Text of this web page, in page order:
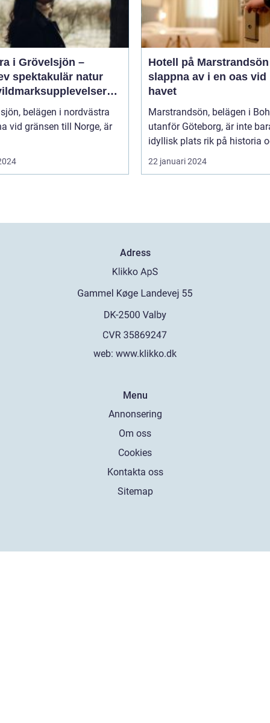
i Grövelsjön –
spektakulär natur
håll
belägen i nordvästra
vid gränsen till Norge, är
Hotell på
slappna av i en oas vid
havet
Marstrandsön, belägen i
utanför Göteborg, är inte
idyllisk plats rik på historia
22 januari 2024
Adress
web: www.klikko.dk
Menu
Annonsering
Om oss
Cookies
Kontakta oss
Sitemap